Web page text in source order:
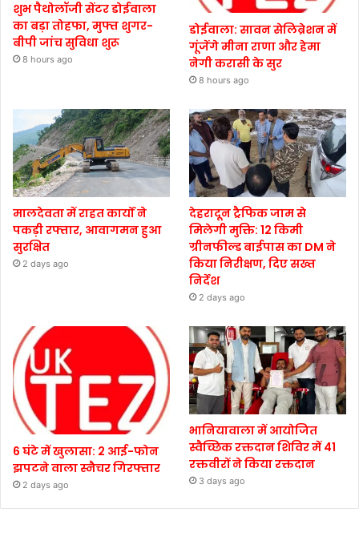
शुभ पैथोलॉजी सेंटर डोईवाला
का बड़ा तोहफा, मुफ्त शुगर-
बीपी जांच सुविधा शुरू
8 hours ago
डोईवाला: सावन सेलिब्रेशन में
गूंजेंगे मीना राणा और हेमा
नेगी करासी के सुर
8 hours ago
मालदेवता में राहत कार्यों ने
पकड़ी रफ्तार, आवागमन हुआ
सुरक्षित
2 days ago
देहरादून ट्रैफिक जाम से
मिलेगी मुक्ति: 12 किमी
ग्रीनफील्ड बाईपास का DM ने
किया निरीक्षण, दिए सख्त
निर्देश
2 days ago
6 घंटे में खुलासा: 2 आई-फोन
झपटने वाला स्नैचर गिरफ्तार
2 days ago
भानियावाला में आयोजित
स्वैच्छिक रक्तदान शिविर में 41
रक्तवीरों ने किया रक्तदान
3 days ago